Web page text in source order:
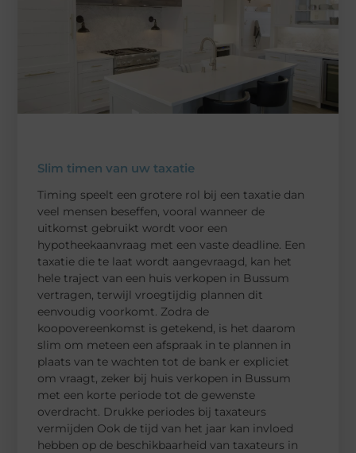
Slim timen van uw taxatie
Timing speelt een grotere rol bij een taxatie dan
veel mensen beseffen, vooral wanneer de
uitkomst gebruikt wordt voor een
hypotheekaanvraag met een vaste deadline. Een
taxatie die te laat wordt aangevraagd, kan het
hele traject van een huis verkopen in Bussum
vertragen, terwijl vroegtijdig plannen dit
eenvoudig voorkomt. Zodra de
koopovereenkomst is getekend, is het daarom
slim om meteen een afspraak in te plannen in
plaats van te wachten tot de bank er expliciet
om vraagt, zeker bij huis verkopen in Bussum
met een korte periode tot de gewenste
overdracht. Drukke periodes bij taxateurs
vermijden Ook de tijd van het jaar kan invloed
hebben op de beschikbaarheid van taxateurs in